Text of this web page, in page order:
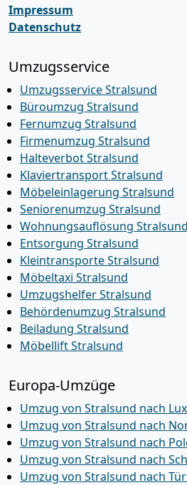
Impressum
Datenschutz
Umzugsservice
Umzugsservice Stralsund
Büroumzug Stralsund
Fernumzug Stralsund
Firmenumzug Stralsund
Halteverbot Stralsund
Klaviertransport Stralsund
Möbeleinlagerung Stralsund
Seniorenumzug Stralsund
Wohnungsauflösung Stralsund
Entsorgung Stralsund
Kleintransporte Stralsund
Möbeltaxi Stralsund
Umzugshelfer Stralsund
Behördenumzug Stralsund
Beiladung Stralsund
Möbellift Stralsund
Europa-Umzüge
Umzug von Stralsund nach
Umzug von Stralsund nach
Umzug von Stralsund nach
Umzug von Stralsund nach
Umzug von Stralsund nach